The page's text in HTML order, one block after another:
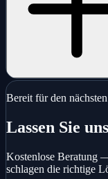
Bereit für den
Lassen Sie
Kostenlose Beratung
schlagen die richtige